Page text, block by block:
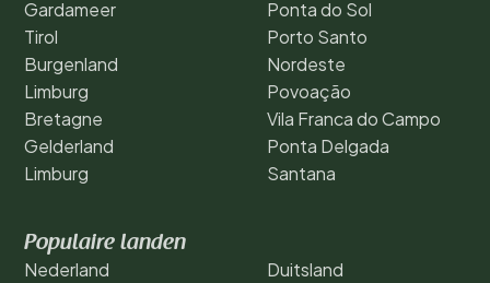
Gardameer
Tirol
Burgenland
Limburg
Bretagne
Gelderland
Limburg
Ponta do Sol
Porto Santo
Nordeste
Povoação
Vila Franca do Campo
Ponta Delgada
Santana
Populaire landen
Nederland
Duitsland